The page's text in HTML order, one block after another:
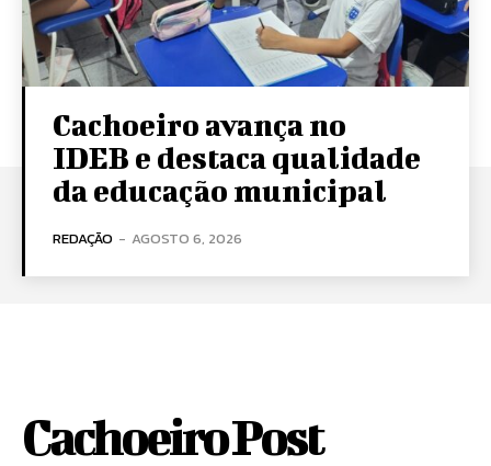
Cachoeiro avança no
IDEB e destaca qualidade
da educação municipal
REDAÇÃO - AGOSTO 6, 2026
Cachoeiro Post